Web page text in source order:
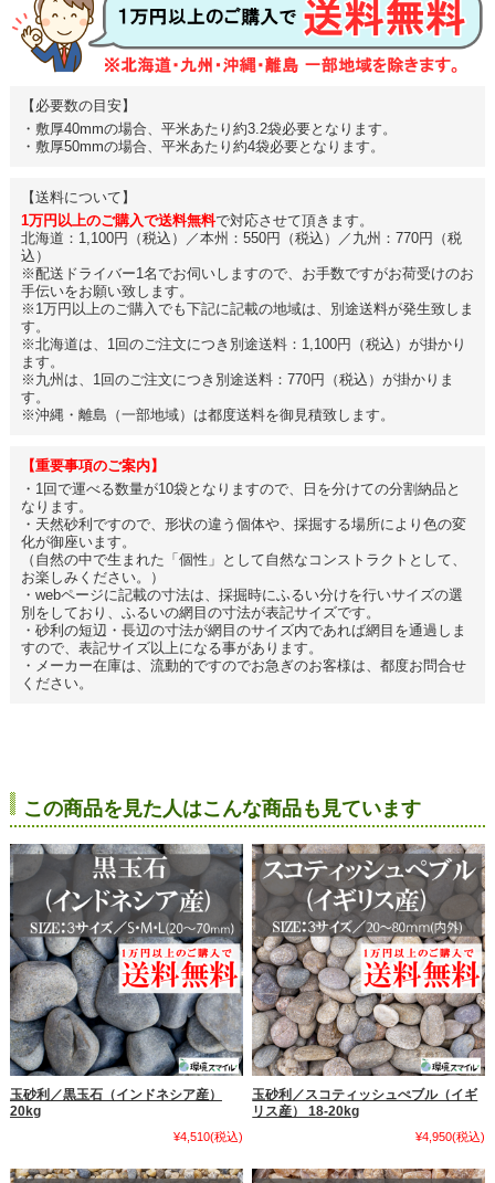
【必要数の目安】
・敷厚40mmの場合、平米あたり約3.2袋必要となります。
・敷厚50mmの場合、平米あたり約4袋必要となります。
【送料について】
1万円以上のご購入で送料無料で対応させて頂きます。
北海道：1,100円（税込）／本州：550円（税込）／九州：770円（税
込）
※配送ドライバー1名でお伺いしますので、お手数ですがお荷受けのお
手伝いをお願い致します。
※1万円以上のご購入でも下記に記載の地域は、別途送料が発生致しま
す。
※北海道は、1回のご注文につき別途送料：1,100円（税込）が掛かり
ます。
※九州は、1回のご注文につき別途送料：770円（税込）が掛かりま
す。
※沖縄・離島（一部地域）は都度送料を御見積致します。
【重要事項のご案内】
・1回で運べる数量が10袋となりますので、日を分けての分割納品と
なります。
・天然砂利ですので、形状の違う個体や、採掘する場所により色の変
化が御座います。
（自然の中で生まれた「個性」として自然なコンストラクトとして、
お楽しみください。）
・webページに記載の寸法は、採掘時にふるい分けを行いサイズの選
別をしており、ふるいの網目の寸法が表記サイズです。
・砂利の短辺・長辺の寸法が網目のサイズ内であれば網目を通過しま
すので、表記サイズ以上になる事があります。
・メーカー在庫は、流動的ですのでお急ぎのお客様は、都度お問合せ
ください。
この商品を見た人はこんな商品も見ています
玉砂利／黒玉石（インドネシア産）
20kg
¥4,510(税込)
玉砂利／スコティッシュぺブル（イギ
リス産） 18-20kg
¥4,950(税込)